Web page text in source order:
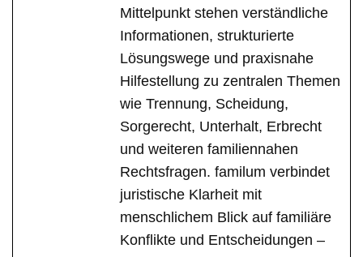
Mittelpunkt stehen verständliche
Informationen, strukturierte
Lösungswege und praxisnahe
Hilfestellung zu zentralen Themen
wie Trennung, Scheidung,
Sorgerecht, Unterhalt, Erbrecht
und weiteren familiennahen
Rechtsfragen. familum verbindet
juristische Klarheit mit
menschlichem Blick auf familiäre
Konflikte und Entscheidungen –